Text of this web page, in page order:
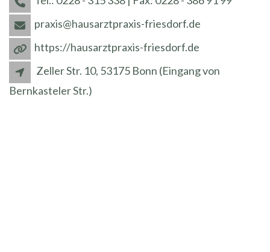
praxis@hausarztpraxis-friesdorf.de
https://hausarztpraxis-friesdorf.de
Zeller Str. 10, 53175 Bonn (Eingang von
Bernkasteler Str.)